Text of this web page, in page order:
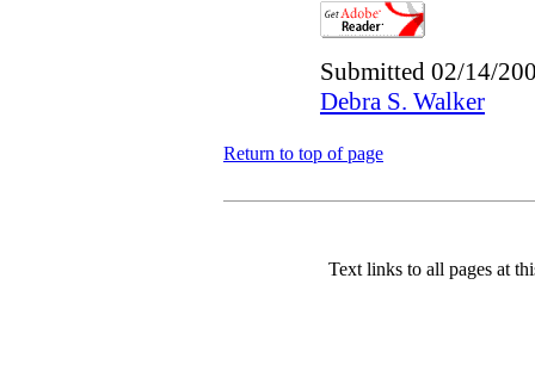
Submitted 02/14/
Debra S. Walker
Return to top of page
Text links to all pages at